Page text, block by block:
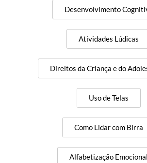
Desenvolvimento
Atividades Lúdicas
Direitos da Criança e do
Uso de Telas
Como Lidar com Birra
Alfabetização Emocional